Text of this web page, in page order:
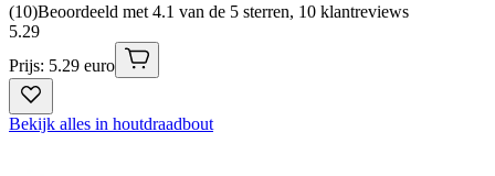
(10)Beoordeeld met 4.1 van de 5 sterren, 10 klantreviews
5.29
Prijs: 5.29 euro
Bekijk alles in houtdraadbout